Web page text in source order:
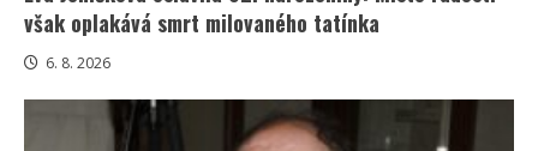
však oplakává smrt milovaného tatínka
6. 8. 2026